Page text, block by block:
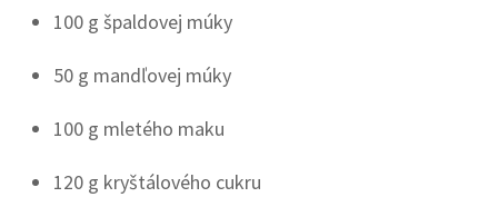
100 g špaldovej múky
50 g mandľovej múky
100 g mletého maku
120 g kryštálového cukru